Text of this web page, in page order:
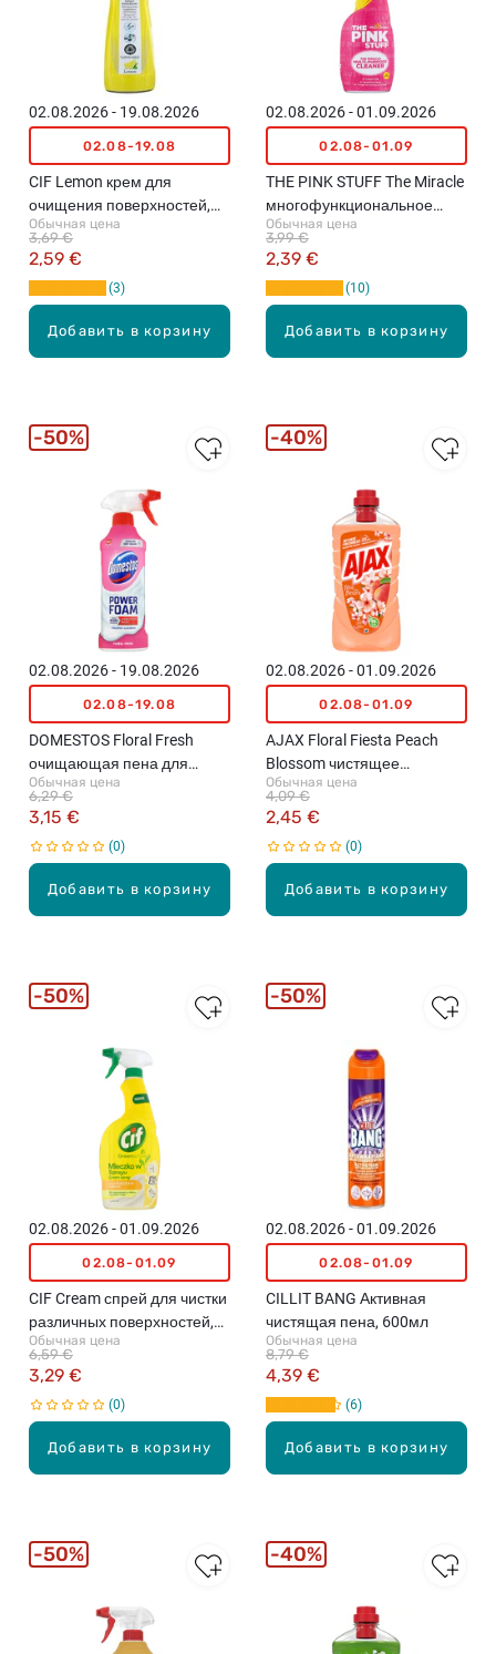
Добавить в корзину
02.08.2026 - 19.08.2026
02.08-19.08
CIF Lemon крем для
очищения поверхностей,
780г
Обычная цена
2,59 €
3,69 €
3
Добавить в корзину
02.08.2026 - 01.09.2026
02.08-01.09
THE PINK STUFF The Miracle
многофункциональное
чистящее средство-спрей,
750мл
Обычная цена
2,39 €
3,99 €
10
Добавить в корзину
02.08.2026 - 19.08.2026
02.08-19.08
DOMESTOS Floral Fresh
очищающая пена для
туалета и ванной комнаты,
435мл
Обычная цена
3,15 €
6,29 €
0
50%
Добавить в корзину
02.08.2026 - 01.09.2026
02.08-01.09
AJAX Floral Fiesta Peach
Blossom чистящее
средство для мытья полов,
1л
Обычная цена
2,45 €
4,09 €
0
40%
Добавить в корзину
02.08.2026 - 01.09.2026
02.08-01.09
CIF Cream спрей для чистки
различных поверхностей,
750мл
Обычная цена
3,29 €
6,59 €
0
50%
Добавить в корзину
02.08.2026 - 01.09.2026
02.08-01.09
CILLIT BANG Активная
чистящая пена, 600мл
Обычная цена
4,39 €
8,79 €
6
50%
50% 40%